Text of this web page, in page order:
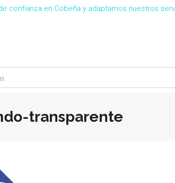
confianza en Cobeña y adaptamos nuestros
transparente